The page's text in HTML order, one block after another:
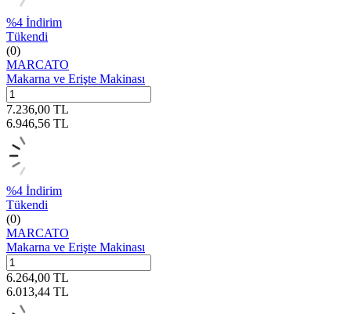
%4 İndirim
Tükendi
(0)
MARCATO
Makarna ve Erişte Makinası
7.236,00 TL
6.946,56 TL
%4 İndirim
Tükendi
(0)
MARCATO
Makarna ve Erişte Makinası
6.264,00 TL
6.013,44 TL